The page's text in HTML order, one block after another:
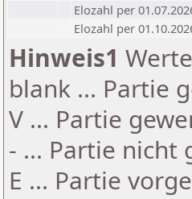
Elozahl per
Elozahl per
Hinweis1
blank ... Partie
V ... Partie
- ... Partie nicht
E ... Partie